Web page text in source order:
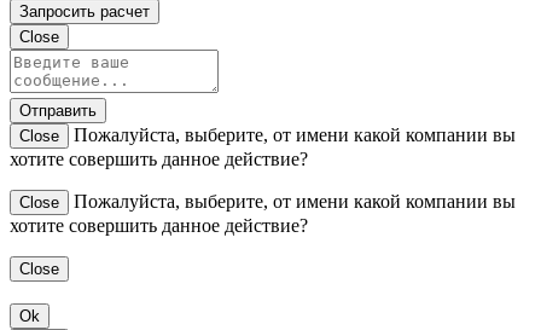
Запросить расчет
Close
Отправить
Close
Пожалуйста, выберите, от имени какой компании вы
хотите совершить данное действие?
Close
Пожалуйста, выберите, от имени какой компании вы
хотите совершить данное действие?
Close
Ok